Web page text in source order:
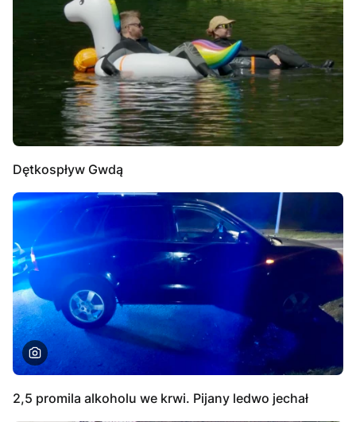
Dętkospływ Gwdą
2,5 promila alkoholu we krwi. Pijany ledwo jechał